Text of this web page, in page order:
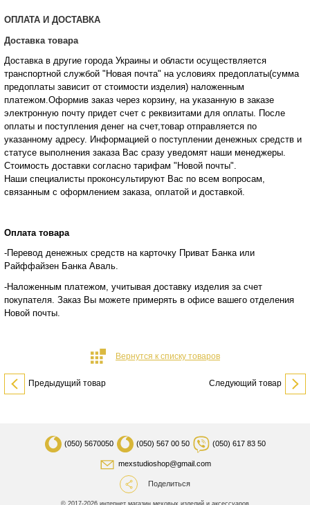
ОПЛАТА И ДОСТАВКА
Доставка товара
Доставка в другие города Украины и области осуществляется
транспортной службой "Новая почта" на условиях предоплаты(сумма
предоплаты зависит от стоимости изделия) наложенным
платежом.Оформив заказ через корзину, на указанную в заказе
электронную почту придет счет с реквизитами для оплаты. После
оплаты и поступления денег на счет,товар отправляется по
указанному адресу. Информацией о поступлении денежных средств и
статусе выполнения заказа Вас сразу уведомят наши менеджеры.
Стоимость доставки согласно тарифам "Новой почты".
Наши специалисты проконсультируют Вас по всем вопросам,
связанным с оформлением заказа, оплатой и доставкой.
Оплата товара
-Перевод денежных средств на карточку Приват Банка или
Райффайзен Банка Аваль.
-Наложенным платежом, учитывая доставку изделия за счет
покупателя. Заказ Вы можете примерять в офисе вашего отделения
Новой почты.
Вернутся к списку товаров
Предыдущий товар Следующий товар
(050) 5670050 (050) 567 00 50 (050) 617 83 50
mexstudioshop@gmail.com
Поделиться
© 2017-2026 интернет магазин меховых изделий и аксессуаров